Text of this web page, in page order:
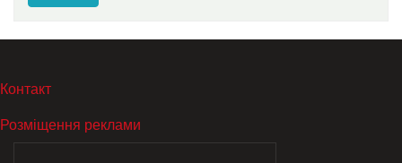
МЕНЮ В ПОДВАЛЕ
Контакт
Розміщення реклами